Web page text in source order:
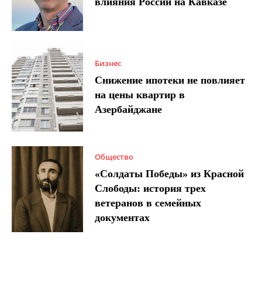
Бизнес
Снижение ипотеки не повлияет
на цены квартир в
Азербайджане
Общество
«Солдаты Победы» из Красной
Слободы: история трех
ветеранов в семейных
документах